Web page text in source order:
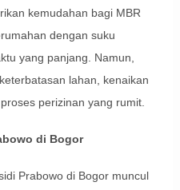
kemudahan bagi MBR
dengan suku
yang panjang. Namun,
lahan, kenaikan
perizinan yang rumit.
di Bogor
Prabowo di Bogor muncul